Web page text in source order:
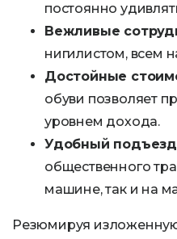
постоянно
Вежливые
нигилистом, всем
Достойные
обуви позволяет
уровнем дохода.
Удобный
общественного
машине, так и на
Резюмируя